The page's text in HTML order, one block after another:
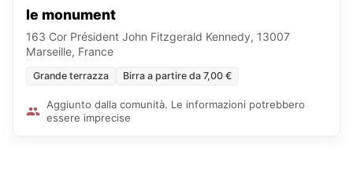
le monument
163 Cor Président John Fitzgerald Kennedy, 13007
Marseille, France
Grande terrazza Birra a partire da 7,00 €
Aggiunto dalla comunità. Le informazioni potrebbero
essere imprecise